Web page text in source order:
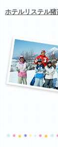
ホテルリステル